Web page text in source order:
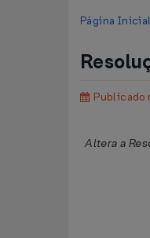
Página Inicial
Publicado
Altera a